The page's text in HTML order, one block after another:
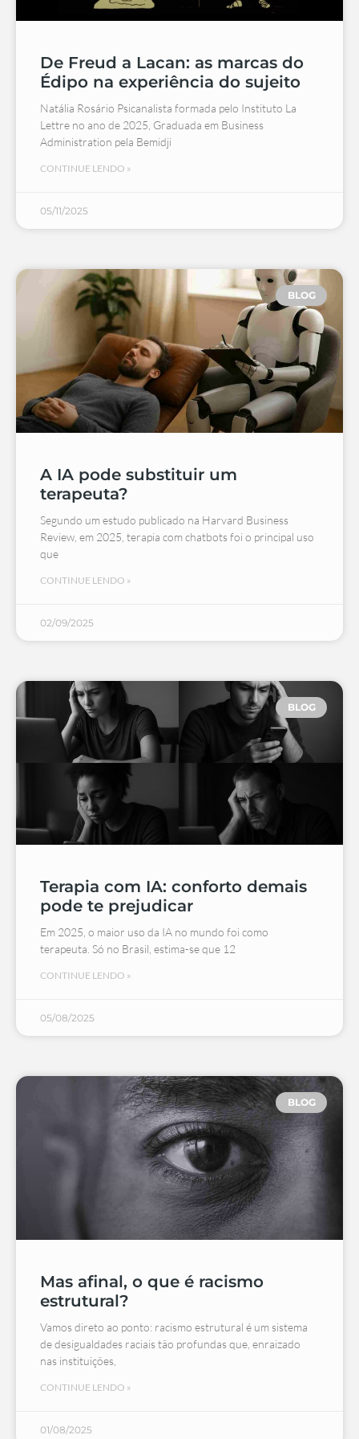
De Freud a Lacan: as marcas do
Édipo na experiência do sujeito
Natália Rosário Psicanalista formada pelo Instituto La
Lettre no ano de 2025, Graduada em Business
Administration pela Bemidji
CONTINUE LENDO »
05/11/2025
BLOG
A IA pode substituir um
terapeuta?
Segundo um estudo publicado na Harvard Business
Review, em 2025, terapia com chatbots foi o principal uso
que
CONTINUE LENDO »
02/09/2025
BLOG
Terapia com IA: conforto demais
pode te prejudicar
Em 2025, o maior uso da IA no mundo foi como
terapeuta. Só no Brasil, estima-se que 12
CONTINUE LENDO »
05/08/2025
BLOG
Mas afinal, o que é racismo
estrutural?
Vamos direto ao ponto: racismo estrutural é um sistema
de desigualdades raciais tão profundas que, enraizado
nas instituições,
CONTINUE LENDO »
01/08/2025